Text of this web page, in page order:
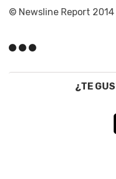
© Newsline Report 2014
¿TE